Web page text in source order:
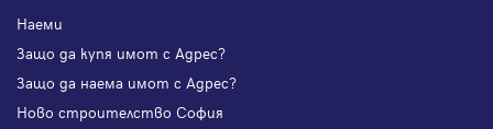
Наеми
Защо да купя имот с Адрес?
Защо да наема имот с Адрес?
Ново строителство София